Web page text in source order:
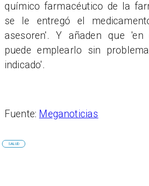
químico farmacéutico de la
se le entregó el
asesoren'. Y añaden que 'en
puede emplearlo sin
indicado'.
Fuente: Meganoticias
SALUD